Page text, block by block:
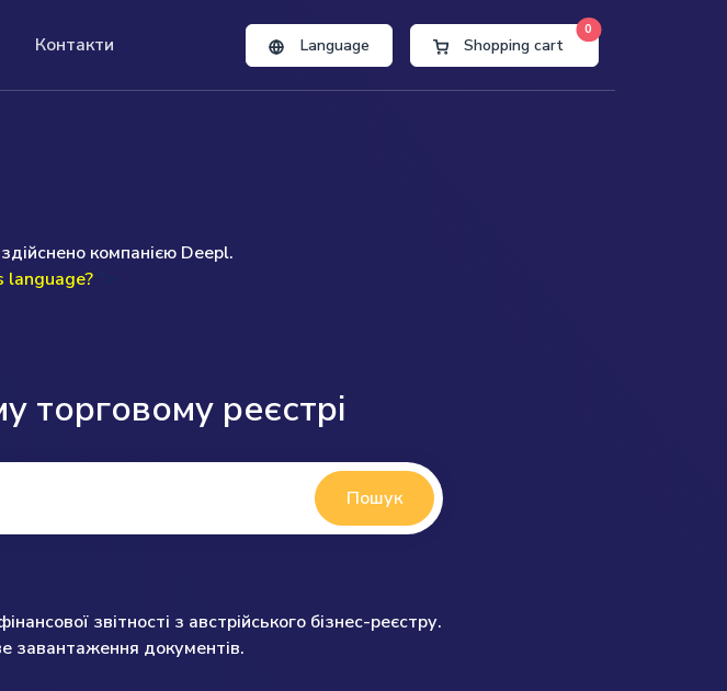
Контакти
09.00am-17.00pm (GMT)
Language Shopping cart
0
компанією Deepl.
language?
торговому реєстрі
Пошук
звітності з австрійського бізнес-реєстру.
завантаження документів.